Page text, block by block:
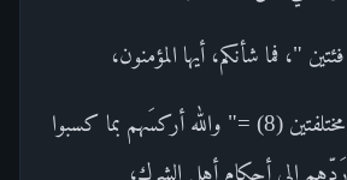
"، فما شأنكم، أيها المؤمنون،
في أهل النفاق فئتين مختلفتين (8) =" والله أركسَهم بما كسبوا
رَدّهم إلى أحكام أهل الشرك،